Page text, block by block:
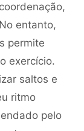
entanto,
permite
exercício.
saltos e
ritmo
pelo